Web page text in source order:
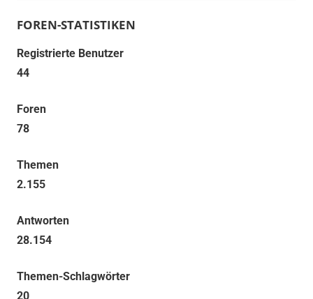
FOREN-STATISTIKEN
Registrierte Benutzer
44
Foren
78
Themen
2.155
Antworten
28.154
Themen-Schlagwörter
20